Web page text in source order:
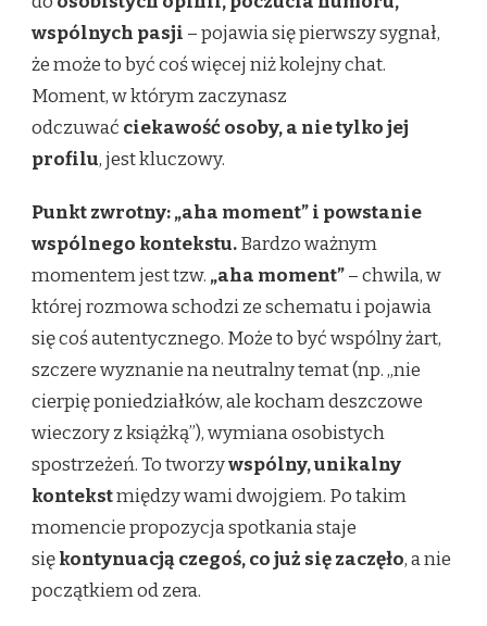
wspólnych pasji – pojawia się pierwszy sygnał,
że może to być coś więcej niż kolejny chat.
Moment, w którym zaczynasz
odczuwać ciekawość osoby, a nie tylko jej
profilu, jest kluczowy.
Punkt zwrotny: „aha moment” i powstanie
wspólnego kontekstu.Bardzo ważnym
momentem jest tzw. „aha moment”– chwila, w
której rozmowa schodzi ze schematu i pojawia
się coś autentycznego. Może to być wspólny żart,
szczere wyznanie na neutralny temat (np. „nie
cierpię poniedziałków, ale kocham deszczowe
wieczory z książką”), wymiana osobistych
spostrzeżeń. To tworzywspólny, unikalny
kontekstmiędzy wami dwojgiem. Po takim
momencie propozycja spotkania staje
siękontynuacją czegoś, co już się zaczęło, a nie
początkiem od zera.